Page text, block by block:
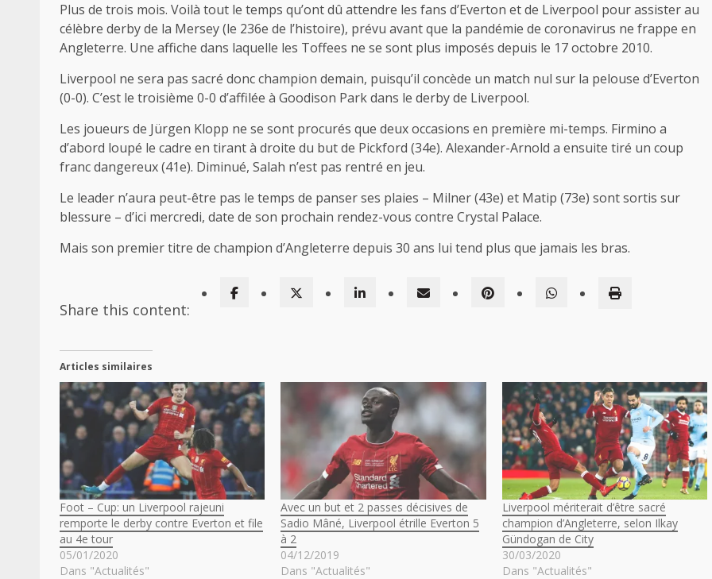
Plus de trois mois. Voilà tout le temps qu’ont dû attendre les fans d’Everton et de Liverpool pour assister au
célèbre derby de la Mersey (le 236e de l’histoire), prévu avant que la pandémie de coronavirus ne frappe en
Angleterre. Une affiche dans laquelle les Toffees ne se sont plus imposés depuis le 17 octobre 2010.
Liverpool ne sera pas sacré donc champion demain, puisqu’il concède un match nul sur la pelouse d’Everton
(0-0). C’est le troisième 0-0 d’affilée à Goodison Park dans le derby de Liverpool.
Les joueurs de Jürgen Klopp ne se sont procurés que deux occasions en première mi-temps. Firmino a
d’abord loupé le cadre en tirant à droite du but de Pickford (34e). Alexander-Arnold a ensuite tiré un coup
franc dangereux (41e). Diminué, Salah n’est pas rentré en jeu.
Le leader n’aura peut-être pas le temps de panser ses plaies – Milner (43e) et Matip (73e) sont sortis sur
blessure – d’ici mercredi, date de son prochain rendez-vous contre Crystal Palace.
Mais son premier titre de champion d’Angleterre depuis 30 ans lui tend plus que jamais les bras.
Share this content:
Articles similaires
Foot – Cup: un Liverpool rajeuni
remporte le derby contre Everton et file
au 4e tour
05/01/2020
Dans "Actualités"
Avec un but et 2 passes décisives de
Sadio Mâné, Liverpool étrille Everton 5
à 2
04/12/2019
Dans "Actualités"
Liverpool mériterait d’être sacré
champion d’Angleterre, selon Ilkay
Gündogan de City
30/03/2020
Dans "Actualités"